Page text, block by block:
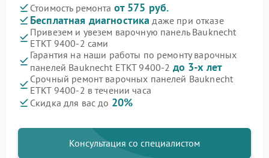
Стоимость ремонта от 575 руб.
Бесплатная диагностика даже при отказе
Привезем и увезем варочную панель Bauknecht
ETKT 9400-2 сами
Гарантия на наши работы по ремонту варочных
панелей Bauknecht ETKT 9400-2 до 3-х лет
Срочный ремонт варочных панелей Bauknecht
ETKT 9400-2 в течении часа
Скидка для вас до 20%
Консультация со специалистом